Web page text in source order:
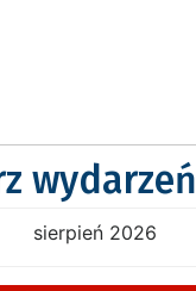
wydarzeń
sierpień 2026